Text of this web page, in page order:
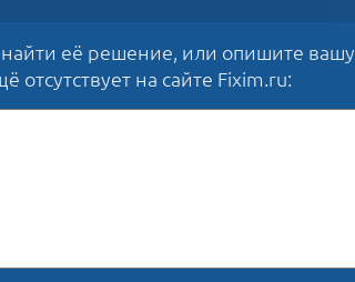
её решение, или опишите вашу
отсутствует на сайте Fixim.ru: